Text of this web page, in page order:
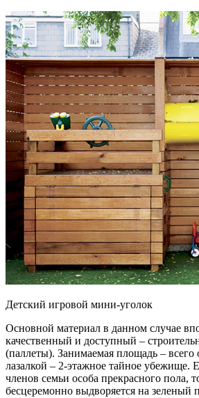
Детский игровой мини-уголок
Основной материал в данном случае
качественный и доступный –
(паллеты). Занимаемая площадь – всего
лазалкой – 2-этажное тайное убежище.
членов семьи особа прекрасного пола,
бесцеремонно выдворяется на зеленый